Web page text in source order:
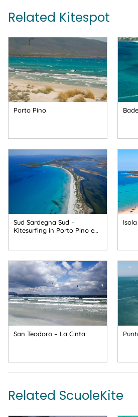
Related Kitespot
Porto Pino
Sud Sardegna Sud –
Kitesurfing in Porto Pino e…
San Teodoro – La Cinta
Related ScuoleKite